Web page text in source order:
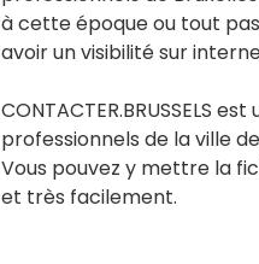
à cette époque ou tout
avoir un visibilité sur
CONTACTER.BRUSSELS
professionnels de la ville
Vous pouvez y mettre la
et très facilement.